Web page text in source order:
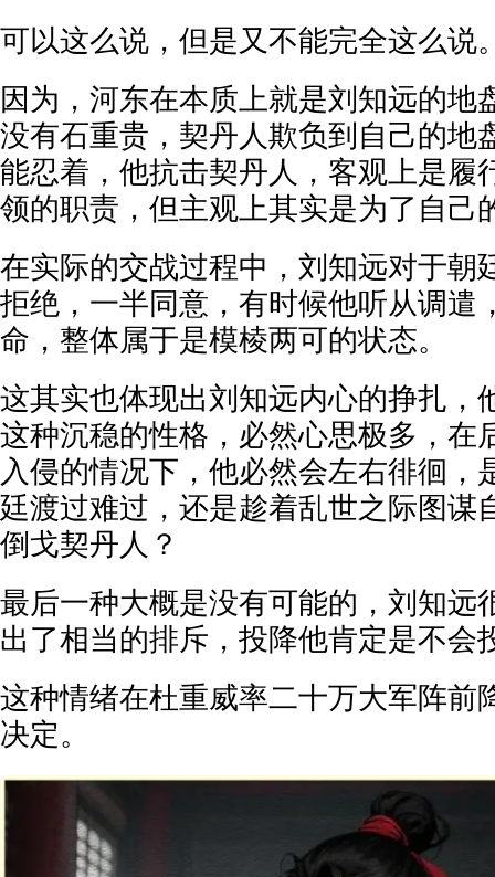
可以这么说，但是又不能完全这么说
因为，河东在本质上就是刘知远的地
没有石重贵，契丹人欺负到自己的地
能忍着，他抗击契丹人，客观上是履
领的职责，但主观上其实是为了自己
在实际的交战过程中，刘知远对于朝
拒绝，一半同意，有时候他听从调遣
命，整体属于是模棱两可的状态。
这其实也体现出刘知远内心的挣扎，
这种沉稳的性格，必然心思极多，在
入侵的情况下，他必然会左右徘徊，
廷渡过难过，还是趁着乱世之际图谋
倒戈契丹人？
最后一种大概是没有可能的，刘知远
出了相当的排斥，投降他肯定是不会
这种情绪在杜重威率二十万大军阵前
决定。